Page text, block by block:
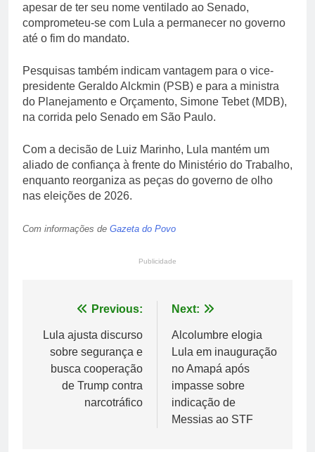
apesar de ter seu nome ventilado ao Senado,
comprometeu-se com Lula a permanecer no governo
até o fim do mandato.
Pesquisas também indicam vantagem para o vice-
presidente Geraldo Alckmin (PSB) e para a ministra
do Planejamento e Orçamento, Simone Tebet (MDB),
na corrida pelo Senado em São Paulo.
Com a decisão de Luiz Marinho, Lula mantém um
aliado de confiança à frente do Ministério do Trabalho,
enquanto reorganiza as peças do governo de olho
nas eleições de 2026.
Com informações de Gazeta do Povo
Publicidade
Navegação
de
Post
Previous:
Lula ajusta discurso
sobre segurança e
busca cooperação
de Trump contra
narcotráfico
Next:
Alcolumbre elogia
Lula em inauguração
no Amapá após
impasse sobre
indicação de
Messias ao STF